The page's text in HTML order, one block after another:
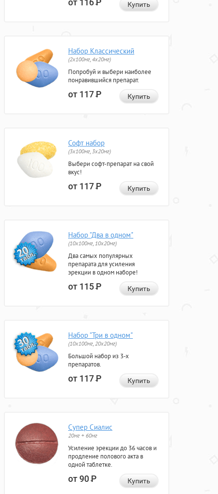
от 116Р Купить
Набор Классический
(2x100мг, 4x20мг)
Попробуй и выбери наиболее
понравившийся препарат.
от 117Р Купить
Софт набор
(3x100мг, 3x20мг)
Выбери софт-препарат на свой
вкус!
от 117Р Купить
Набор "Два в одном"
(10x100мг, 10x20мг)
Два самых популярных
препарата для усиления
эрекции в одном наборе!
от 115Р Купить
Набор "Три в одном"
(10x100мг, 20x20мг)
Большой набор из 3-х
препаратов.
от 117Р Купить
Супер Сиалис
20мг + 60мг
Усиление эрекции до 36 часов и
продление полового акта в
одной таблетке.
от 90Р Купить